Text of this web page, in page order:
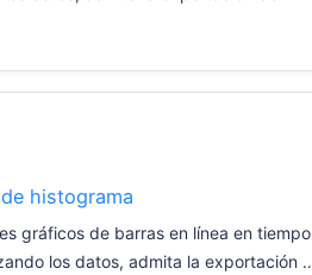
clic e inserte fácilmente diversos do
histograma
gráficos de barras en línea en tiempo
los datos, admita la exportación d